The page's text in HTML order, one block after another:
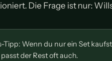
Die Frage ist nur:
Tipp: Wenn du nur ein Set
der Rest oft auch.